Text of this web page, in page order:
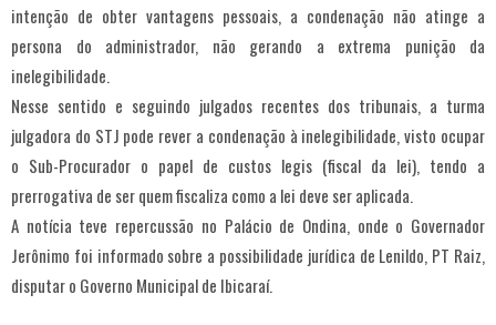
intenção de obter vantagens pessoais, a condenação não atinge a
persona do administrador, não gerando a extrema punição da
inelegibilidade.
Nesse sentido e seguindo julgados recentes dos tribunais, a turma
julgadora do STJ pode rever a condenação à inelegibilidade, visto ocupar
o Sub-Procurador o papel de custos legis (fiscal da lei), tendo a
prerrogativa de ser quem fiscaliza como a lei deve ser aplicada.
A notícia teve repercussão no Palácio de Ondina, onde o Governador
Jerônimo foi informado sobre a possibilidade jurídica de Lenildo, PT Raiz,
disputar o Governo Municipal de Ibicaraí.